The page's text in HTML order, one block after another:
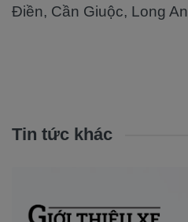
Điền, Cần Giuộc, Long An
Tin tức khác